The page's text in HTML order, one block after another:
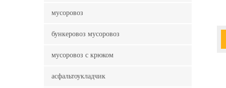
мусоровоз
бункеровоз мусоровоз
мусоровоз с крюком
асфальтоукладчик